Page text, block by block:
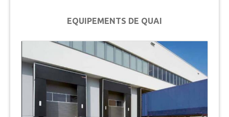
EQUIPEMENTS DE QUAI